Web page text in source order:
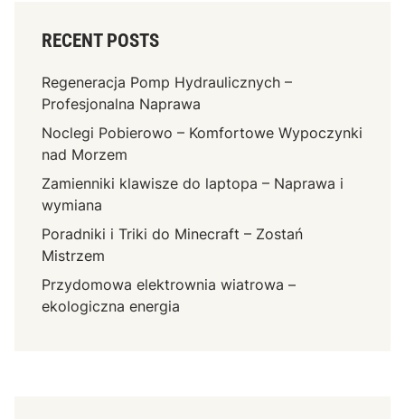
RECENT POSTS
Regeneracja Pomp Hydraulicznych –
Profesjonalna Naprawa
Noclegi Pobierowo – Komfortowe Wypoczynki
nad Morzem
Zamienniki klawisze do laptopa – Naprawa i
wymiana
Poradniki i Triki do Minecraft – Zostań
Mistrzem
Przydomowa elektrownia wiatrowa –
ekologiczna energia